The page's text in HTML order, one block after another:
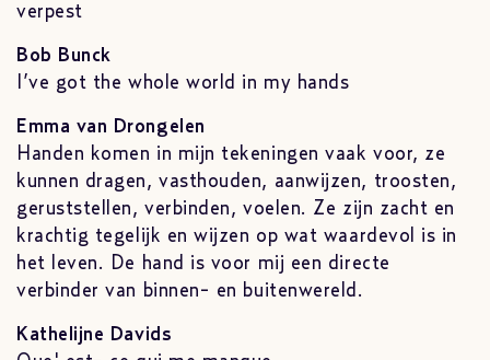
verpest
Bob Bunck
I’ve got the whole world in my hands
Emma van Drongelen
Handen komen in mijn tekeningen vaak voor, ze
kunnen dragen, vasthouden, aanwijzen, troosten,
geruststellen, verbinden, voelen. Ze zijn zacht en
krachtig tegelijk en wijzen op wat waardevol is in
het leven. De hand is voor mij een directe
verbinder van binnen- en buitenwereld.
Kathelijne Davids